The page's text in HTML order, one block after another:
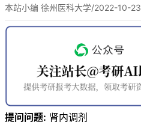
本站小编 徐州医科大学/2022-10-23
提问问题: 肾内调剂